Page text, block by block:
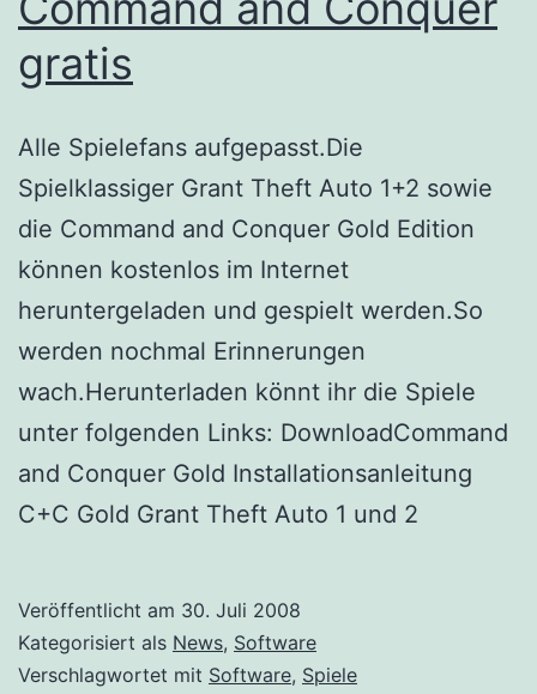
gratis
Alle Spielefans aufgepasst.Die
Spielklassiger Grant Theft Auto 1+2 sowie
die Command and Conquer Gold Edition
können kostenlos im Internet
heruntergeladen und gespielt werden.So
werden nochmal Erinnerungen
wach.Herunterladen könnt ihr die Spiele
unter folgenden Links: DownloadCommand
and Conquer Gold Installationsanleitung
C+C Gold Grant Theft Auto 1 und 2
Veröffentlicht am 30. Juli 2008
Kategorisiert als News, Software
Verschlagwortet mit Software, Spiele